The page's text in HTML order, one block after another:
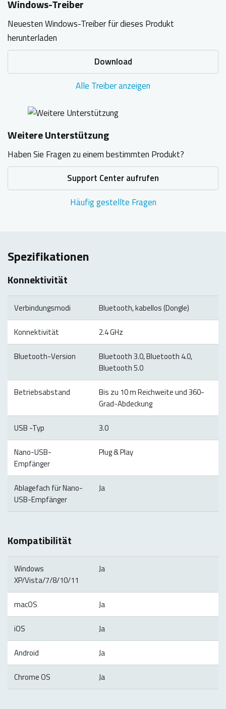
Windows-Treiber
Neuesten Windows-Treiber für dieses Produkt
herunterladen
Download
Alle Treiber anzeigen
Weitere Unterstützung
Haben Sie Fragen zu einem bestimmten Produkt?
Support Center aufrufen
Häufig gestellte Fragen
Spezifikationen
Konnektivität
Verbindungsmodi Bluetooth, kabellos (Dongle)
Konnektivität 2.4 GHz
Bluetooth-Version
Bluetooth 3.0, Bluetooth 4.0,
Bluetooth 5.0
Betriebsabstand
Bis zu 10 m Reichweite und 360-
Grad-Abdeckung
USB -Typ 3.0
Nano-USB-
Empfänger
Plug & Play
Ablagefach für Nano-
USB-Empfänger
Ja
Kompatibilität
Windows
XP/Vista/7/8/10/11
Ja
macOS Ja
iOS Ja
Android Ja
Chrome OS Ja